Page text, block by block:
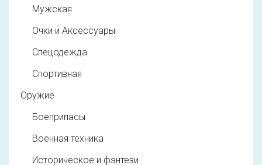
Мужская
Очки и Аксессуары
Спецодежда
Спортивная
Оружие
Боеприпасы
Военная техника
Историческое и фэнтези